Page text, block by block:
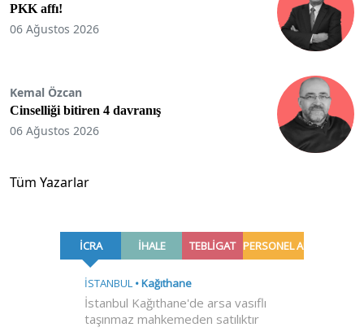
PKK affı!
06 Ağustos 2026
Kemal Özcan
Cinselliği bitiren 4 davranış
06 Ağustos 2026
Tüm Yazarlar